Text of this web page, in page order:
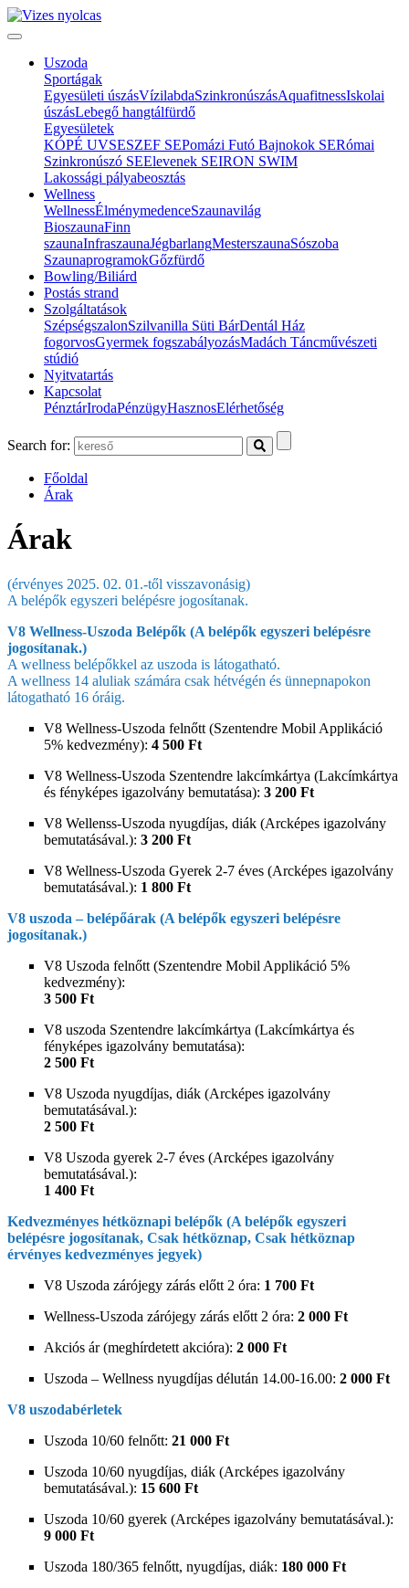
Uszoda
Sportágak
Egyesületi úszásVízilabdaSzinkronúszásAquafitnessIskolai
úszásLebegő hangtálfürdő
Egyesületek
KÓPÉ UVSESZEF SEPomázi Futó Bajnokok SERómai
Szinkronúszó SEElevenek SEIRON SWIM
Lakossági pályabeosztás
Wellness
WellnessÉlménymedenceSzaunavilág
BioszaunaFinn
szaunaInfraszaunaJégbarlangMesterszaunaSószoba
SzaunaprogramokGőzfürdő
Bowling/Biliárd
Postás strand
Szolgáltatások
SzépségszalonSzilvanilla Süti BárDentál Ház
fogorvosGyermek fogszabályozásMadách Táncművészeti
stúdió
Nyitvatartás
Kapcsolat
PénztárIrodaPénzügyHasznosElérhetőség
Search for:
Főoldal
Árak
Árak
(érvényes 2025. 02. 01.-től visszavonásig)
A belépők egyszeri belépésre jogosítanak.
V8 Wellness-Uszoda Belépők (A belépők egyszeri belépésre
jogosítanak.)
A wellness belépőkkel az uszoda is látogatható.
A wellness 14 aluliak számára csak hétvégén és ünnepnapokon
látogatható 16 óráig.
V8 Wellness-Uszoda felnőtt (Szentendre Mobil Applikáció
5% kedvezmény): 4 500 Ft
V8 Wellness-Uszoda Szentendre lakcímkártya (Lakcímkártya
és fényképes igazolvány bemutatása): 3 200 Ft
V8 Wellenss-Uszoda nyugdíjas, diák (Arcképes igazolvány
bemutatásával.): 3 200 Ft
V8 Wellness-Uszoda Gyerek 2-7 éves (Arcképes igazolvány
bemutatásával.): 1 800 Ft
V8 uszoda – belépőárak (A belépők egyszeri belépésre
jogosítanak.)
V8 Uszoda felnőtt (Szentendre Mobil Applikáció 5%
kedvezmény):
3 500 Ft
V8 uszoda Szentendre lakcímkártya (Lakcímkártya és
fényképes igazolvány bemutatása):
2 500 Ft
V8 Uszoda nyugdíjas, diák (Arcképes igazolvány
bemutatásával.):
2 500 Ft
V8 Uszoda gyerek 2-7 éves (Arcképes igazolvány
bemutatásával.):
1 400 Ft
Kedvezményes hétköznapi belépők (A belépők egyszeri
belépésre jogosítanak, Csak hétköznap, Csak hétköznap
érvényes kedvezményes jegyek)
V8 Uszoda zárójegy zárás előtt 2 óra: 1 700 Ft
Wellness-Uszoda zárójegy zárás előtt 2 óra: 2 000 Ft
Akciós ár (meghírdetett akcióra): 2 000 Ft
Uszoda – Wellness nyugdíjas délután 14.00-16.00: 2 000 Ft
V8 uszodabérletek
Uszoda 10/60 felnőtt: 21 000 Ft
Uszoda 10/60 nyugdíjas, diák (Arcképes igazolvány
bemutatásával.): 15 600 Ft
Uszoda 10/60 gyerek (Arcképes igazolvány bemutatásával.):
9 000 Ft
Uszoda 180/365 felnőtt, nyugdíjas, diák: 180 000 Ft